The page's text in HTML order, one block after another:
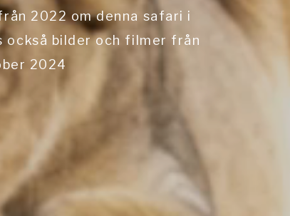
2022 om denna safari i
också bilder och filmer från
2024